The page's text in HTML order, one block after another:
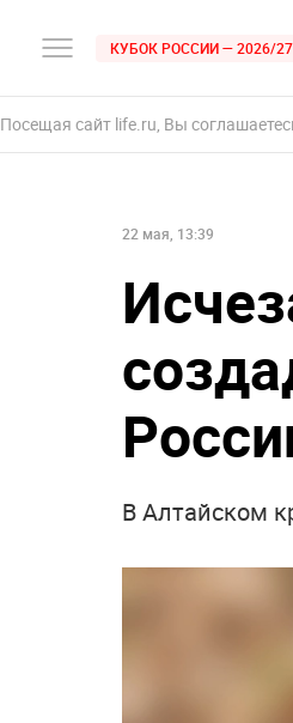
КУБОК РОССИИ — 2026/27
Посещая сайт life.ru, Вы
22 мая, 13:39
В Алтайском